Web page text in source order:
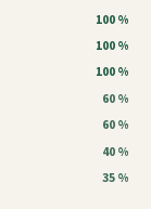
100 %
100 %
100 %
60 %
60 %
40 %
35 %